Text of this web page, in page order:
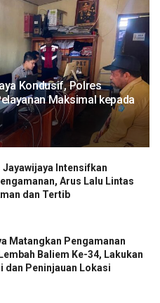
Kondusif, Polres
Maksimal kepada
Intensifkan
Arus Lalu Lintas
dan Tertib
Matangkan Pengamanan
Baliem Ke-34, Lakukan
dan Peninjauan Lokasi